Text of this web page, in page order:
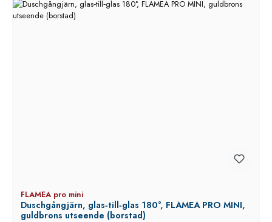
FLAMEA pro mini
Duschgångjärn, glas‑till‑glas 180°, FLAMEA PRO MINI,
guldbrons utseende (borstad)